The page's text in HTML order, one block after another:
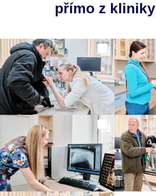
přímo z kliniky